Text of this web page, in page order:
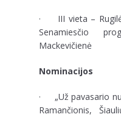
· III vieta – Rugilė
Senamiesčio
Mackevičienė
Nominacijos
· „Už pavasario
Ramančionis,